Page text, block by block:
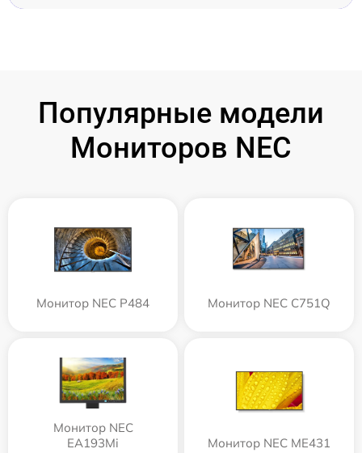
Популярные модели
Мониторов NEC
Монитор NEC P484 Монитор NEC C751Q
Монитор NEC
EA193Mi
Монитор NEC ME431